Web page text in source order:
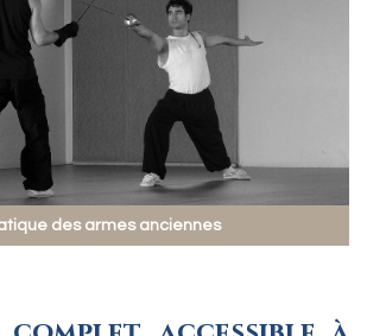
des armes anciennes